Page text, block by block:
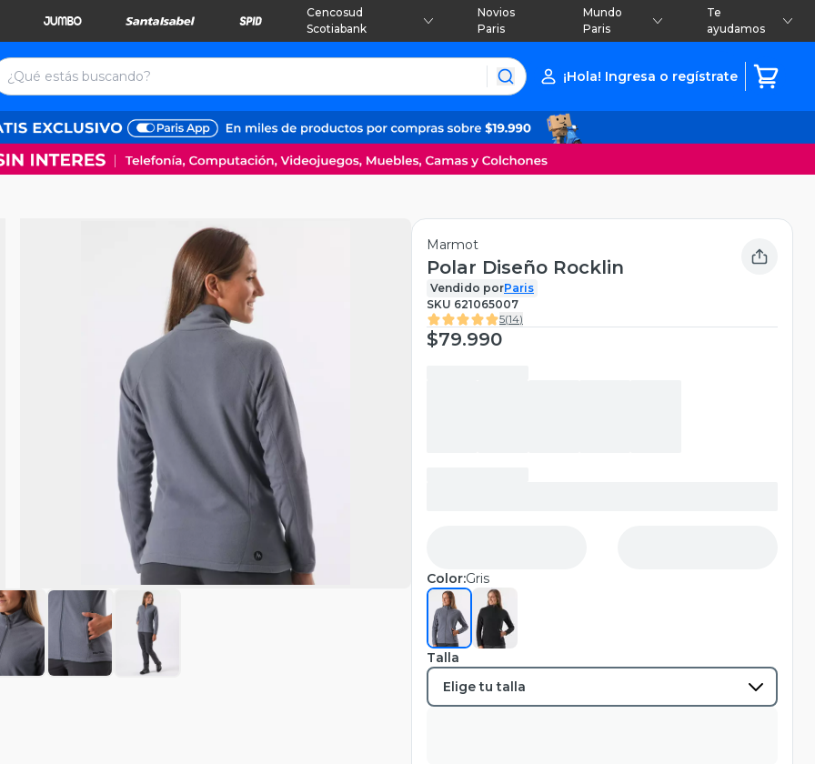
Cencosud
Scotiabank
Novios
Paris
Mundo
Paris
Te
ayudamos
¡Hola! Ingresa o regístrate
Marmot
Polar Diseño Rocklin
Vendido porParis
SKU 621065007
5(14)
$79.990
Color:Gris
Talla